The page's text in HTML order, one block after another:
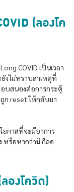
(ลองโค
COVID เป็นเวลา
งไม่ทราบสาเหตุที่
บสนองต่อการกระตุ้
ก reset ให้กลับมา
อกาสที่จะมีอาการ
หรือหากว่ามี ก็ลด
องโควิด)